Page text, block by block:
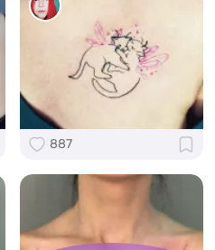
887